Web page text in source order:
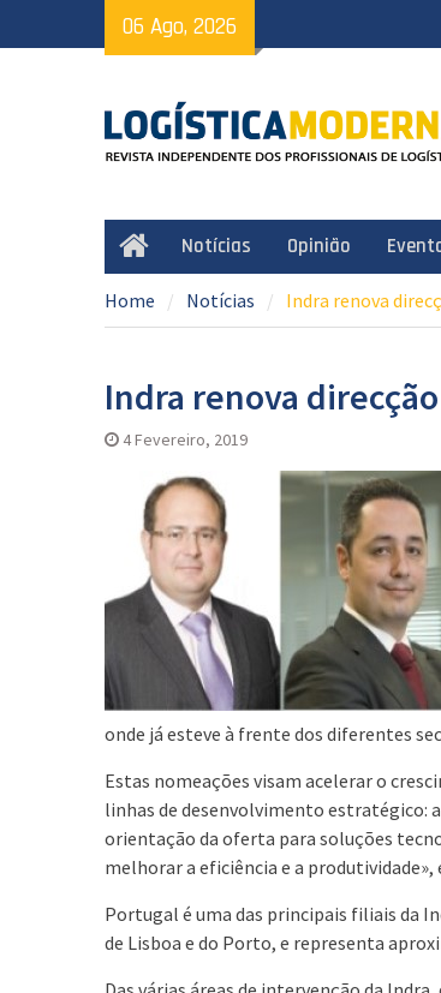
to
06 Ago, 2026
HomeNotícias Opinião
Home Notícias Indra renova
Indra renova
4 Fevereiro, 2019
onde já esteve à frente dos diferentes
Estas nomeações visam acelerar o
linhas de desenvolvimento estratégico:
orientação da oferta para soluções
melhorar a eficiência e a produtividade»,
Portugal é uma das principais filiais da
de Lisboa e do Porto, e representa